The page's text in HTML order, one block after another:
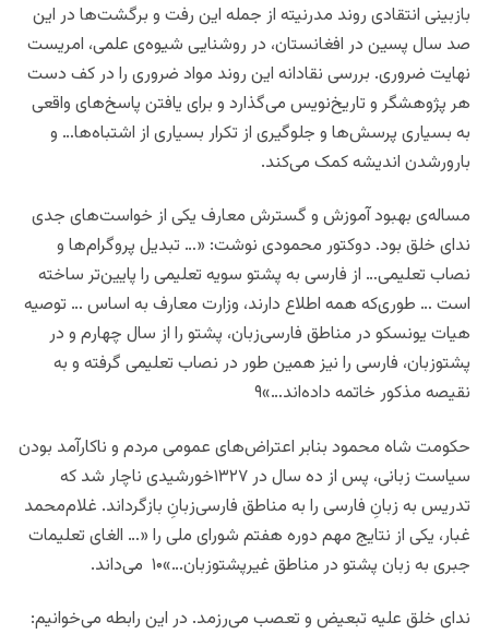
بازبینی انتقادی روند مدرنیته از جمله این رفت و برگشت‌ها در این
صد سال پسین در افغانستان، در روشنایی شیوه‌ی علمی، امریست
نهایت ضروری. بررسی نقادانه این روند مواد ضروری را در کف دست
هر پژوهشگر و تاریخ‌نویس می‌گذارد و برای یافتن پاسخ‌های واقعی
به بسیاری پرسش‌ها و جلوگیری از تکرار بسیاری از اشتباه‌ها… و
بارورشدن اندیشه کمک می‌کند.
مساله‌ی بهبود آموزش و گسترش معارف یکی از خواست‌های جدی
ندای خلق بود. دوکتور محمودی نوشت: «… تبدیل پروگرام‌ها و
نصاب تعلیمی… از فارسی به پشتو سویه تعلیمی را پایین‌تر ساخته
است … طوری‌که همه اطلاع دارند، وزارت معارف به اساس … توصیه
هیات یونسکو در مناطق فارسی‌زبان، پشتو را از سال چهارم و در
پشتوزبان، فارسی را نیز همین طور در نصاب تعلیمی گرفته و به
نقیصه مذکور خاتمه داد‌ه‌اند…»۹
حکومت شاه ‌محمود بنابر اعتراض‌های عمومی مردم و ناکارآمد بودن
سیاست زبانی، پس از ده سال در ١٣٢٧خورشیدی ناچار شد که
تدریس به زبانِ فارسی را به مناطق فارسی‌زبانِ بازگرداند. غلام‌محمد
غبار، یکی از نتایج مهم دوره هفتم شورای ملی را «… الغای تعلیمات
جبری به زبان پشتو در مناطق غیرپشتوزبان…»۱۰ می‌داند.
ندای خلق علیه تبعیض و تعصب می‌رزمد. در این رابطه می‌خوانیم: